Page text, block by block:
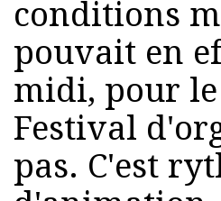
conditions
pouvait en
midi, pour
Festival
pas. C'est